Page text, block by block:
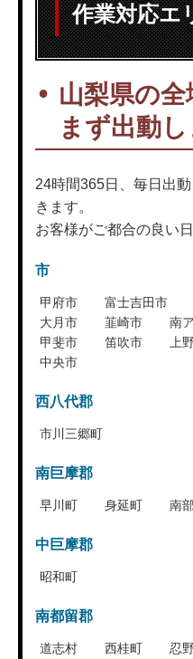
作業対応エ
山梨県の
まず出動し
24時間365日、毎日出
きます。
お客様がご都合の良い
市
甲府市 富士吉田市
大月市
韮崎市 南
甲斐市
笛吹市 上
中央市
西八代郡
市川三郷町
南巨摩郡
早川町 身延町 南
中巨摩郡
昭和町
南都留郡
道志村 西桂町 忍